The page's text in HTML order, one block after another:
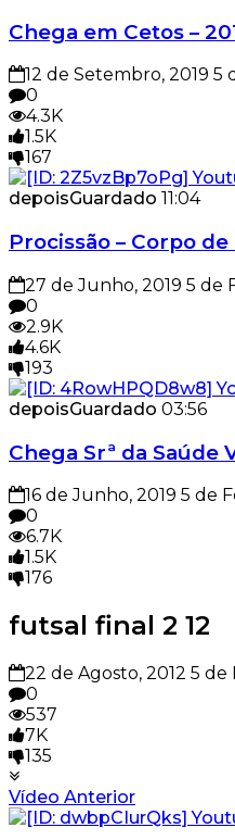
Chega em Cetos –
12 de Setembro, 2019 5
0
4.3K
1.5K
167
depoisGuardado 11:04
Procissão – Corpo de
27 de Junho, 2019 5 de
0
2.9K
4.6K
193
depoisGuardado 03:56
Chega Srª da Saúde
16 de Junho, 2019 5 de
0
6.7K
1.5K
176
futsal final 2 12
22 de Agosto, 2012 5 de
0
537
7K
135
Vídeo Anterior